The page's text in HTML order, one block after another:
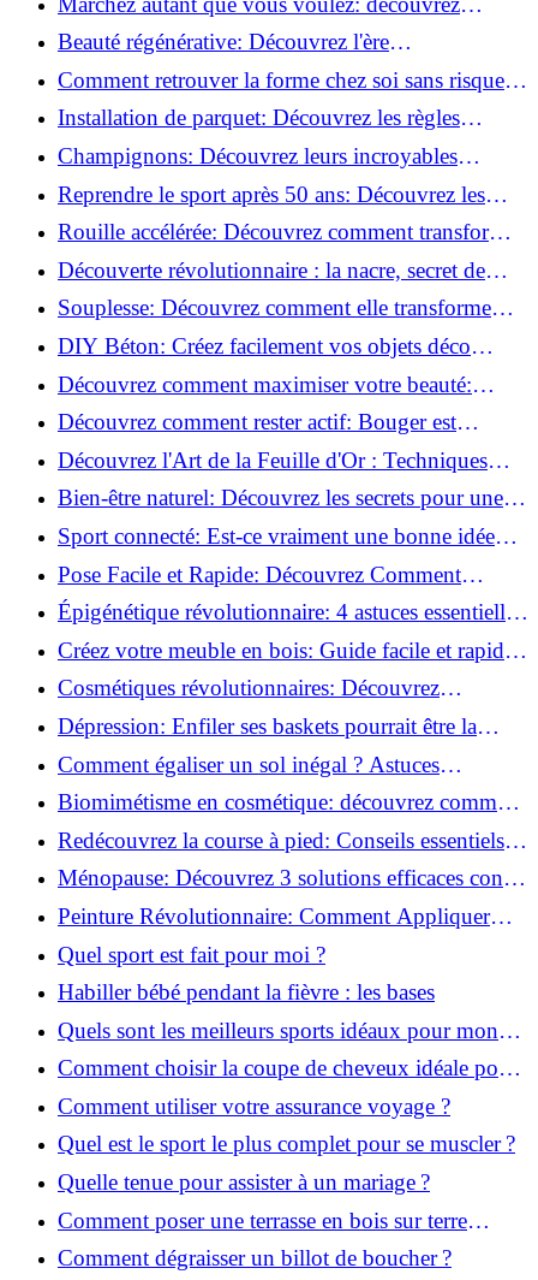
pourquoi c'est bénéfique!
Beauté régénérative: Découvrez l'ère
révolutionnaire de la cosmétique verte!
Comment retrouver la forme chez soi sans risque
de blessure: Techniques et conseils sûrs!
Installation de parquet: Découvrez les règles
essentielles à respecter!
Champignons: Découvrez leurs incroyables
pouvoirs antioxydants!
Reprendre le sport après 50 ans: Découvrez les
meilleures méthodes!
Rouille accélérée: Découvrez comment transformer
la corrosion en déco tendance!
Découverte révolutionnaire : la nacre, secret de
régénération inouï !
Souplesse: Découvrez comment elle transforme
votre performance sportive!
DIY Béton: Créez facilement vos objets déco
tendance!
Découvrez comment maximiser votre beauté:
Astuces et secrets révélés!
Découvrez comment rester actif: Bouger est
toujours possible!
Découvrez l'Art de la Feuille d'Or : Techniques
Incontournables pour Réussir!
Bien-être naturel: Découvrez les secrets pour une
vie saine!
Sport connecté: Est-ce vraiment une bonne idée
pour vous?
Pose Facile et Rapide: Découvrez Comment
Monter des Carreaux de Béton Cellulaire!
Épigénétique révolutionnaire: 4 astuces essentielles
pour transformer votre bien-être!
Créez votre meuble en bois: Guide facile et rapide
pour débutants!
Cosmétiques révolutionnaires: Découvrez
comment les fermes verticales transforment la
beauté!
Dépression: Enfiler ses baskets pourrait être la
solution!
Comment égaliser un sol inégal ? Astuces
infaillibles pour réussir !
Biomimétisme en cosmétique: découvrez comment
la nature inspire l'avenir des soins beauté!
Redécouvrez la course à pied: Conseils essentiels
pour reprendre!
Ménopause: Découvrez 3 solutions efficaces contre
les bouffées de chaleur!
Peinture Révolutionnaire: Comment Appliquer
Deux Couleurs Sur Une Porte!
Quel sport est fait pour moi ?
Habiller bébé pendant la fièvre : les bases
Quels sont les meilleurs sports idéaux pour mon
enfant ?
Comment choisir la coupe de cheveux idéale pour
votre visage ?
Comment utiliser votre assurance voyage ?
Quel est le sport le plus complet pour se muscler ?
Quelle tenue pour assister à un mariage ?
Comment poser une terrasse en bois sur terre
battue ?
Comment dégraisser un billot de boucher ?